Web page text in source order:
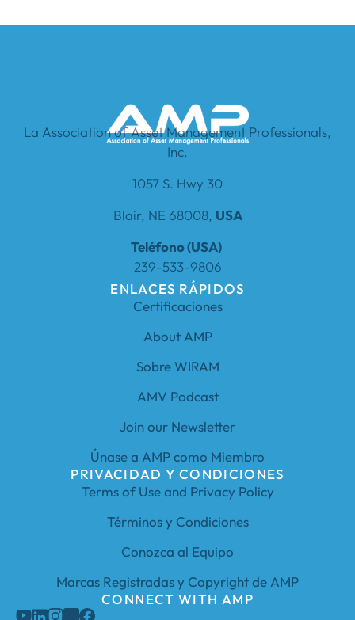
La Association of Asset Management Professionals,
Inc.
1057 S. Hwy 30
Blair, NE 68008, USA
Teléfono (USA)
239-533-9806
ENLACES RÁPIDOS
Certificaciones
About AMP
Sobre WIRAM
AMV Podcast
Join our Newsletter
Únase a AMP como Miembro
PRIVACIDAD Y CONDICIONES
Terms of Use and Privacy Policy
Términos y Condiciones
Conozca al Equipo
Marcas Registradas y Copyright de AMP
CONNECT WITH AMP